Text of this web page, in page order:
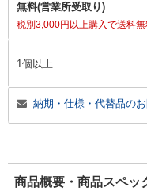
無料(営業所受取り)
税別3,000円以上購入で送料無
1個以上
納期・仕様・代替品の
商品概要・商品スペッ